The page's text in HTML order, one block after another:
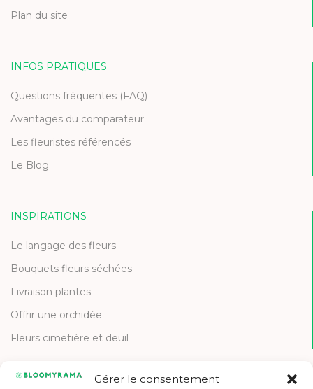
Gérer le consentement
Plan du site
INFOS PRATIQUES
Questions fréquentes (FAQ)
Avantages du comparateur
Les fleuristes référencés
Le Blog
INSPIRATIONS
Le langage des fleurs
Bouquets fleurs séchées
Livraison plantes
Offrir une orchidée
Fleurs cimetière et deuil